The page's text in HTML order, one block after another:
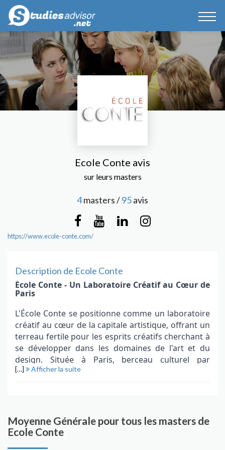
Ecole Conte avis
sur leurs masters
4masters /95avis
https://www.ecole-conte.com/
Description de Ecole Conte
École Conte - Un Laboratoire Créatif au Cœur de
Paris
L'École Conte se positionne comme un laboratoire
créatif au cœur de la capitale artistique, offrant un
terreau fertile pour les esprits créatifs cherchant à
se développer dans les domaines de l'art et du
design. Située à Paris, berceau culturel par
excellence, l'école incarne une approche
Les programmes académiques de l'École Conte
sont soigneusement élaborés pour offrir une
[…] Afficher la suite
Moyenne Générale pour tous les masters de
Ecole Conte